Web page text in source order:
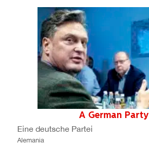
A German Party
Eine deutsche Partei
Alemania